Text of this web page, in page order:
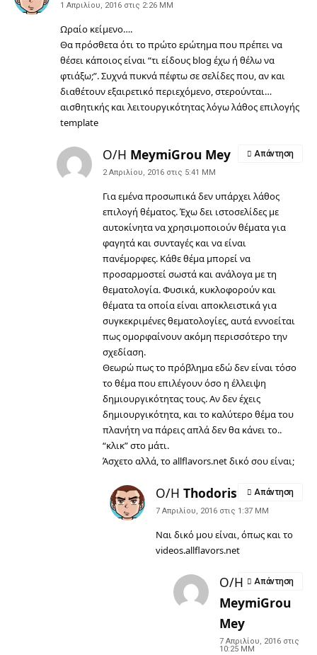
1 Απριλίου, 2016 στις 2:26 ΜΜ
Ωραίο κείμενο….
Θα πρόσθετα ότι το πρώτο ερώτημα που πρέπει να
θέσει κάποιος είναι “τι είδους blog έχω ή θέλω να
φτιάξω;”. Συχνά πυκνά πέφτω σε σελίδες που, αν και
διαθέτουν εξαιρετικό περιεχόμενο, στερούνται…
αισθητικής και λειτουργικότητας λόγω λάθος επιλογής
template
Ο/Η MeymiGrou Mey
2 Απριλίου, 2016 στις 5:41 ΜΜ
Για εμένα προσωπικά δεν υπάρχει λάθος
επιλογή θέματος. Έχω δει ιστοσελίδες με
αυτοκίνητα να χρησιμοποιούν θέματα για
φαγητά και συνταγές και να είναι
πανέμορφες. Κάθε θέμα μπορεί να
προσαρμοστεί σωστά και ανάλογα με τη
θεματολογία. Φυσικά, κυκλοφορούν και
θέματα τα οποία είναι αποκλειστικά για
συγκεκριμένες θεματολογίες, αυτά εννοείται
πως ομορφαίνουν ακόμη περισσότερο την
σχεδίαση.
Θεωρώ πως το πρόβλημα εδώ δεν είναι τόσο
το θέμα που επιλέγουν όσο η έλλειψη
δημιουργικότητας τους. Αν δεν έχεις
δημιουργικότητα, και το καλύτερο θέμα του
πλανήτη να πάρεις απλά δεν θα κάνει το..
“κλικ” στο μάτι.
Άσχετο αλλά, το allflavors.net δικό σου είναι;
Απάντηση
Ο/Η Thodoris
7 Απριλίου, 2016 στις 1:37 ΜΜ
Ναι δικό μου είναι, όπως και το
videos.allflavors.net
Απάντηση
Ο/Η
MeymiGrou
Mey
7 Απριλίου, 2016 στις
10:25 ΜΜ
Απάντηση